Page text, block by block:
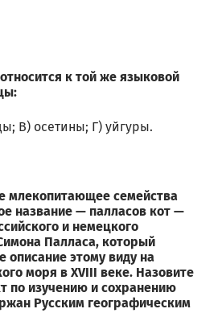
к той же языковой
В) осетины; Г) уйгуры.
млекопитающее семейства
название — палласов кот —
и немецкого
Палласа, который
описание этому виду на
моря в XVIII веке. Назовите
по изучению и сохранению
Русским географическим